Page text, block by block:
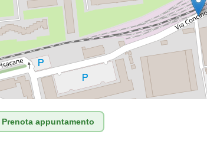
Prenota appuntamento